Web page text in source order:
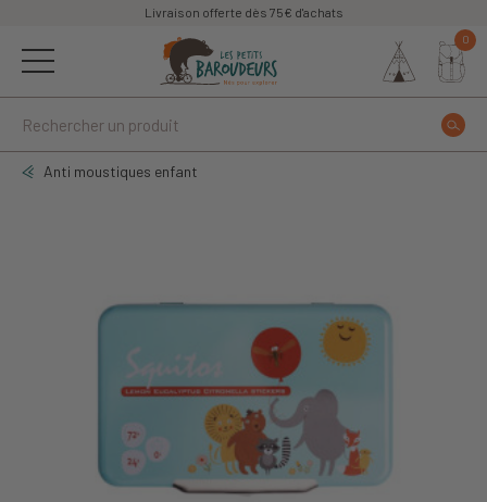
Livraison offerte dès 75€ d'achats
0
Anti moustiques enfant